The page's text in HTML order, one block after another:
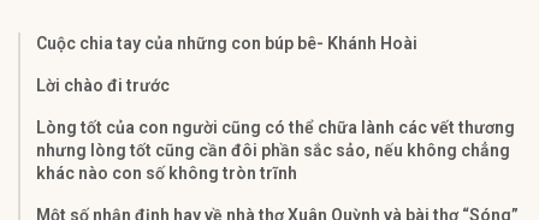
Cuộc chia tay của những con búp bê- Khánh Hoài
Lời chào đi trước
Lòng tốt của con người cũng có thể chữa lành các vết thương
nhưng lòng tốt cũng cần đôi phần sắc sảo, nếu không chẳng
khác nào con số không tròn trĩnh
Một số nhận định hay về nhà thơ Xuân Quỳnh và bài thơ “Sóng”